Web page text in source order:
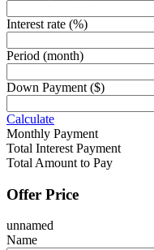
Interest rate (%)
Period (month)
Down Payment ($)
Calculate
Monthly Payment
Total Interest Payment
Total Amount to Pay
Offer Price
unnamed
Name